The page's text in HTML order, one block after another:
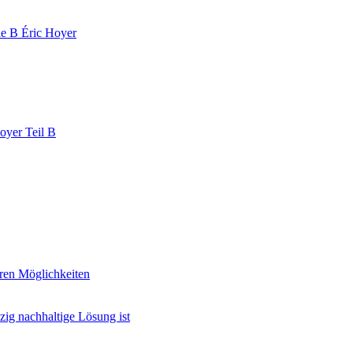
B Éric Hoyer
Teil B
Möglichkeiten
nachhaltige Lösung ist